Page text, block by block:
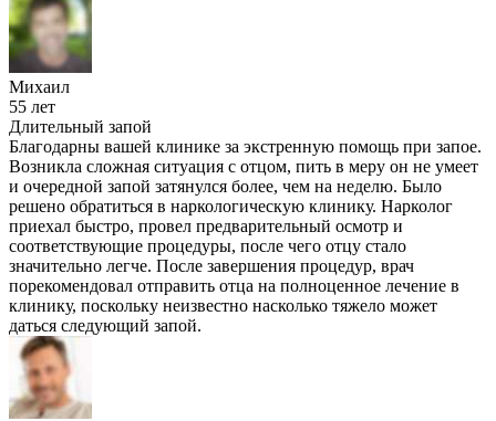
Михаил
55 лет
Длительный запой
Благодарны вашей клинике за экстренную помощь при запое.
Возникла сложная ситуация с отцом, пить в меру он не умеет
и очередной запой затянулся более, чем на неделю. Было
решено обратиться в наркологическую клинику. Нарколог
приехал быстро, провел предварительный осмотр и
соответствующие процедуры, после чего отцу стало
значительно легче. После завершения процедур, врач
порекомендовал отправить отца на полноценное лечение в
клинику, поскольку неизвестно насколько тяжело может
даться следующий запой.